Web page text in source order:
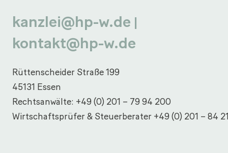
kanzlei@hp-w.de |
kontakt@hp-w.de
Rüttenscheider Straße 199
45131 Essen
Rechtsanwälte: +49 (0) 201 – 79 94 200
Wirtschaftsprüfer & Steuerberater +49 (0) 201 – 84